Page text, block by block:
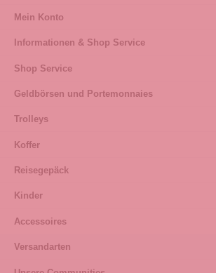
Mein Konto
Informationen & Shop Service
Shop Service
Geldbörsen und Portemonnaies
Trolleys
Koffer
Reisegepäck
Kinder
Accessoires
Versandarten